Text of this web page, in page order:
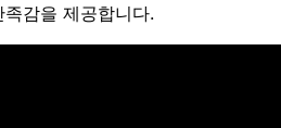
감을 제공합니다.